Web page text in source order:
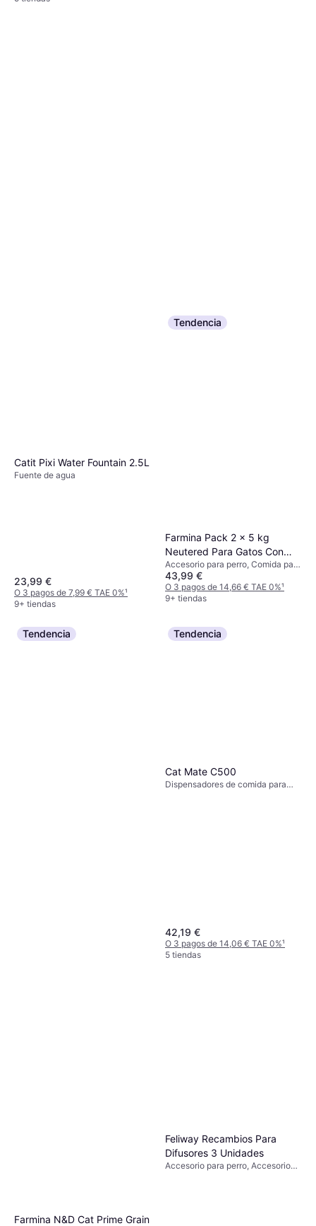
Catit Pixi Water Fountain 2.5L
Fuente de agua
23,99 €
O 3 pagos de 7,99 € TAE 0%¹
9+ tiendas
Tendencia
Farmina Pack 2 x 5 kg
Neutered Para Gatos Con
Pollo
Accesorio para perro, Comida para
gatos
43,99 €
O 3 pagos de 14,66 € TAE 0%¹
9+ tiendas
Tendencia Tendencia
Cat Mate C500
Dispensadores de comida para
42,19 €
O 3 pagos de 14,06 € TAE 0%¹
5 tiendas
Farmina N&D Cat Prime Grain
Feliway Recambios Para
Difusores 3 Unidades
Accesorio para perro, Accesorio